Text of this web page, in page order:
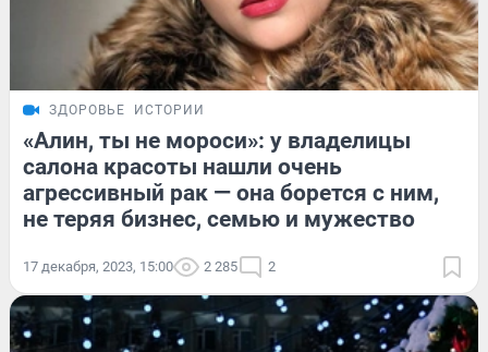
ЗДОРОВЬЕ ИСТОРИИ
«Алин, ты не мороси»: у владелицы
салона красоты нашли очень
агрессивный рак — она борется с ним,
не теряя бизнес, семью и мужество
17 декабря, 2023, 15:00 2 285 2